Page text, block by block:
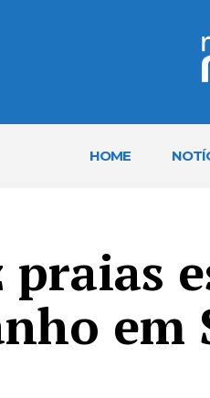
HOME
praias
em